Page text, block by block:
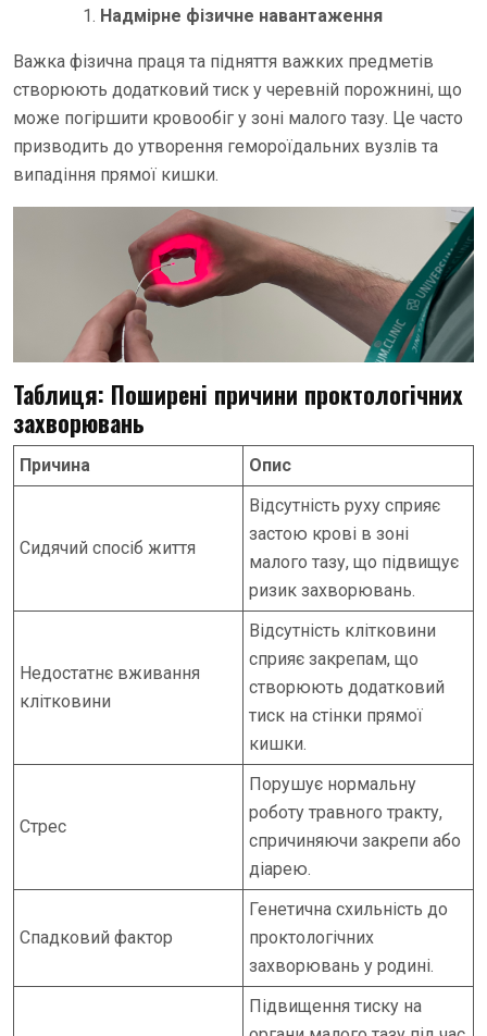
Надмірне фізичне навантаження
Важка фізична праця та підняття важких предметів
створюють додатковий тиск у черевній порожнині, що
може погіршити кровообіг у зоні малого тазу. Це часто
призводить до утворення гемороїдальних вузлів та
випадіння прямої кишки.
Таблиця: Поширені причини проктологічних
захворювань
Причина Опис
Сидячий спосіб життя
Відсутність руху сприяє
застою крові в зоні
малого тазу, що підвищує
ризик захворювань.
Недостатнє вживання
клітковини
Відсутність клітковини
сприяє закрепам, що
створюють додатковий
тиск на стінки прямої
кишки.
Стрес
Порушує нормальну
роботу травного тракту,
спричиняючи закрепи або
діарею.
Спадковий фактор
Генетична схильність до
проктологічних
захворювань у родині.
Підвищення тиску на